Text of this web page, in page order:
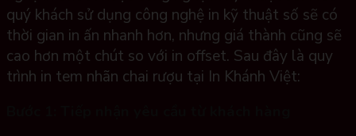
quý khách sử dụng công nghệ in kỹ thuật số sẽ có
thời gian in ấn nhanh hơn, nhưng giá thành cũng sẽ
cao hơn một chút so với in offset. Sau đây là quy
trình in tem nhãn chai rượu tại In Khánh Việt: